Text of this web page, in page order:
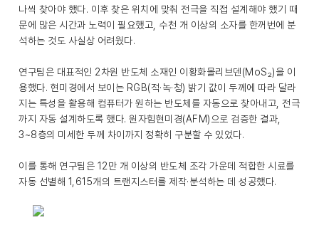
나씩 찾아야 했다. 이후 찾은 위치에 맞춰 전극을 직접 설계해야 했기 때
문에 많은 시간과 노력이 필요했고, 수천 개 이상의 소자를 한꺼번에 분
석하는 것도 사실상 어려웠다.
연구팀은 대표적인 2차원 반도체 소재인 이황화몰리브덴(MoS₂)을 이
용했다. 현미경에서 보이는 RGB(적·녹·청) 밝기 값이 두께에 따라 달라
지는 특성을 활용해 컴퓨터가 원하는 반도체를 자동으로 찾아내고, 전극
까지 자동 설계하도록 했다. 원자힘현미경(AFM)으로 검증한 결과,
3~8층의 미세한 두께 차이까지 정확히 구분할 수 있었다.
이를 통해 연구팀은 12만 개 이상의 반도체 조각 가운데 적합한 시료를
자동 선별해 1,615개의 트랜지스터를 제작·분석하는 데 성공했다.